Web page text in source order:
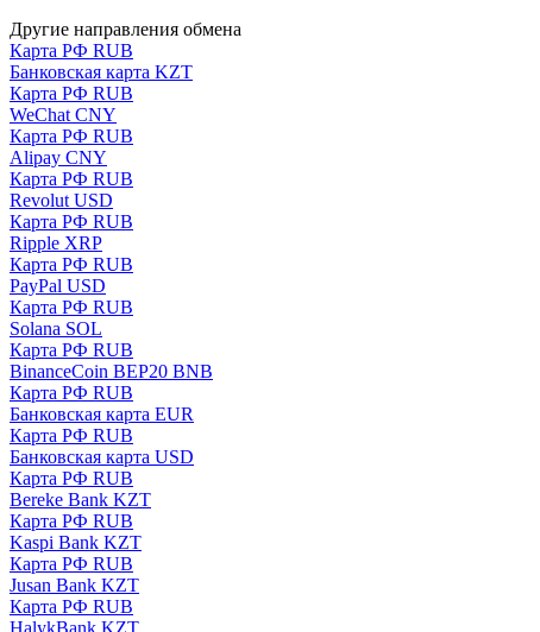
Другие направления обмена
Карта РФ RUB
Банковская карта KZT
Карта РФ RUB
WeChat CNY
Карта РФ RUB
Alipay CNY
Карта РФ RUB
Revolut USD
Карта РФ RUB
Ripple XRP
Карта РФ RUB
PayPal USD
Карта РФ RUB
Solana SOL
Карта РФ RUB
BinanceCoin BEP20 BNB
Карта РФ RUB
Банковская карта EUR
Карта РФ RUB
Банковская карта USD
Карта РФ RUB
Bereke Bank KZT
Карта РФ RUB
Kaspi Bank KZT
Карта РФ RUB
Jusan Bank KZT
Карта РФ RUB
HalykBank KZT